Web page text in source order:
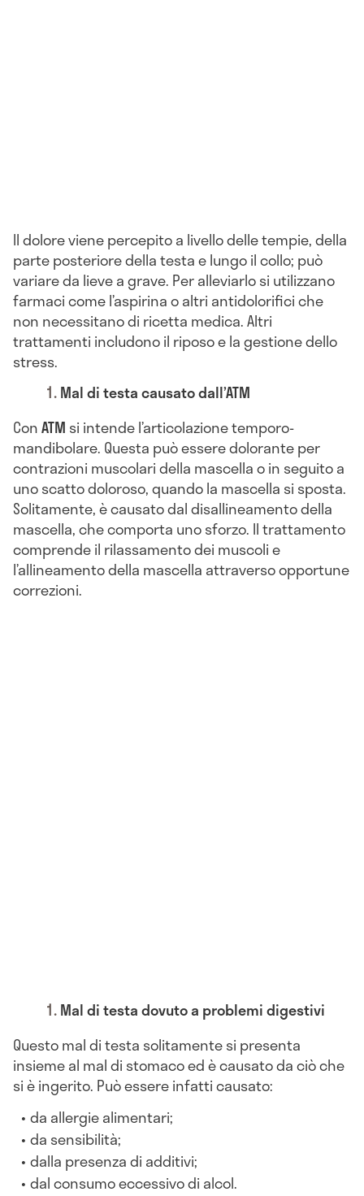
Il dolore viene percepito a livello delle tempie, della
parte posteriore della testa e lungo il collo; può
variare da lieve a grave. Per alleviarlo si utilizzano
farmaci come l’aspirina o altri antidolorifici che
non necessitano di ricetta medica. Altri
trattamenti includono il riposo e la gestione dello
stress.
Mal di testa causato dall’ATM
ConATM si intende l’articolazione temporo-
mandibolare. Questa può essere dolorante per
contrazioni muscolari della mascella o in seguito a
uno scatto doloroso, quando la mascella si sposta.
Solitamente, è causato dal disallineamento della
mascella, che comporta uno sforzo. Il trattamento
comprende il rilassamento dei muscoli e
l’allineamento della mascella attraverso opportune
correzioni.
Mal di testa dovuto a problemi digestivi
Questo mal di testa solitamente si presenta
insieme al mal di stomaco ed è causato da ciò che
si è ingerito. Può essere infatti causato:
da allergie alimentari;
da sensibilità;
dalla presenza di additivi;
dal consumo eccessivo di alcol.